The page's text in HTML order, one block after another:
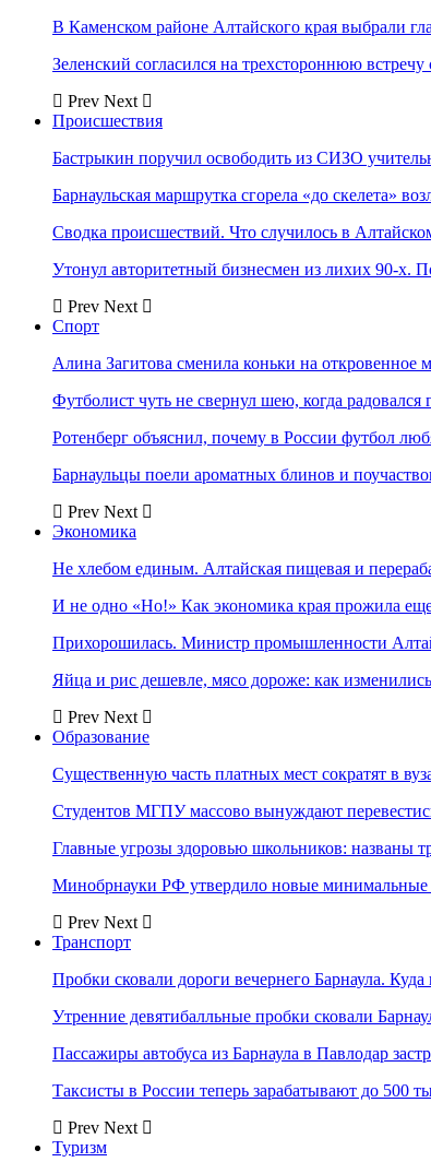
В Каменском районе Алтайского края выбрали
Зеленский согласился на трехстороннюю
Prev Next
Происшествия
Бастрыкин поручил освободить из СИЗО
Барнаульская маршрутка сгорела «до скелета»
Сводка происшествий. Что случилось в
Утонул авторитетный бизнесмен из лихих 90-х.
Prev Next
Спорт
Алина Загитова сменила коньки на
Футболист чуть не свернул шею, когда радовался
Ротенберг объяснил, почему в России футбол
Барнаульцы поели ароматных блинов и
Prev Next
Экономика
Не хлебом единым. Алтайская пищевая и
И не одно «Но!» Как экономика края прожила
Прихорошилась. Министр промышленности
Яйца и рис дешевле, мясо дороже: как
Prev Next
Образование
Существенную часть платных мест сократят в
Студентов МГПУ массово вынуждают
Главные угрозы здоровью школьников: названы
Минобрнауки РФ утвердило новые
Prev Next
Транспорт
Пробки сковали дороги вечернего Барнаула. Куда
Утренние девятибалльные пробки сковали
Пассажиры автобуса из Барнаула в Павлодар
Таксисты в России теперь зарабатывают до 500
Prev Next
Туризм